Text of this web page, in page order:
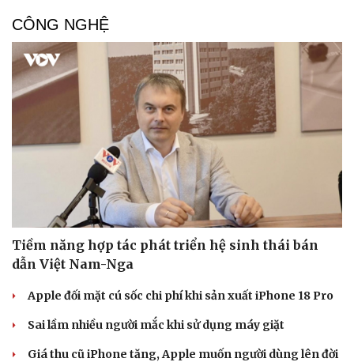
CÔNG NGHỆ
Tiềm năng hợp tác phát triển hệ sinh thái bán
dẫn Việt Nam-Nga
Apple đối mặt cú sốc chi phí khi sản xuất iPhone 18 Pro
Sai lầm nhiều người mắc khi sử dụng máy giặt
Giá thu cũ iPhone tăng, Apple muốn người dùng lên đời